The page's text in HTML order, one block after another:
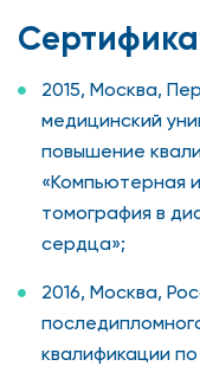
2015, Москва,
медицинский
повышение
«Компьютерная
томография в
сердца»;
2016, Москва,
квалификации